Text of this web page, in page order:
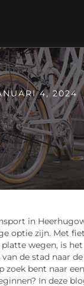
4, 2024
in
optie zijn. Met
wegen, is
de stad naar
zoek bent naar
In deze